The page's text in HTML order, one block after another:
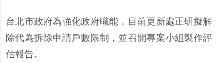
台北市政府為強化政府職能 ，
目前更新處正研擬解
除代為拆除申請戶數限制
， 並召開專案小組製作評
估報告。